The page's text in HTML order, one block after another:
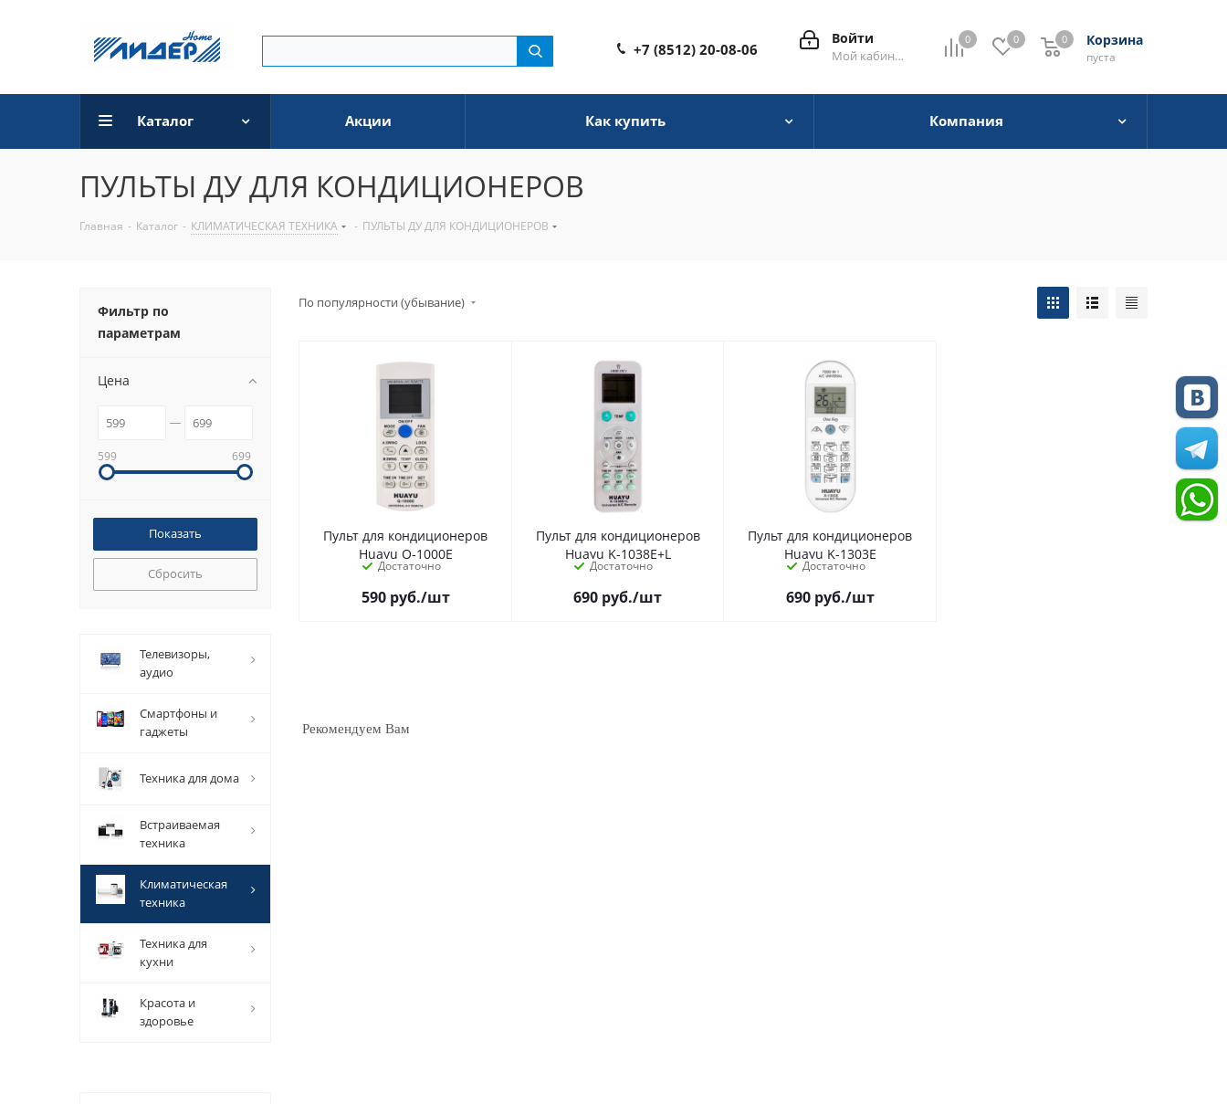
0 0 Корзина
0
пуста
0
Войти
Мой кабинет
+7 (8512) 20-08-06
Каталог Акции Как купить Компания
ПУЛЬТЫ ДУ ДЛЯ КОНДИЦИОНЕРОВ
Главная - Каталог - КЛИМАТИЧЕСКАЯ ТЕХНИКА - ПУЛЬТЫ ДУ ДЛЯ КОНДИЦИОНЕРОВ
По популярности (убывание)
Пульт для кондиционеров
Huayu Q-1000E
Достаточно
590руб./шт
Пульт для кондиционеров
Huayu K-1038E+L
Достаточно
690 руб./шт
Пульт для кондиционеров
Huayu K-1303E
Достаточно
690руб./шт
Рекомендуем Вам
Фильтр по
параметрам
Цена
599 699
Сбросить
телевизоры,
аудио
смартфоны и
гаджеты
техника для дома
встраиваемая
техника
климатическая
техника
техника для
кухни
красота и
здоровье